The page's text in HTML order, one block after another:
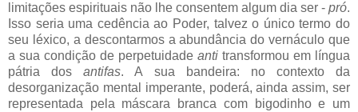
limitações espirituais não lhe consentem algum dia ser - pró.
Isso seria uma cedência ao Poder, talvez o único termo do
seu léxico, a descontarmos a abundância do vernáculo que
a sua condição de perpetuidade anti transformou em língua
pátria dosantifas. A sua bandeira: no contexto da
desorganização mental imperante, poderá, ainda assim, ser
representada pela máscara branca com bigodinho e um